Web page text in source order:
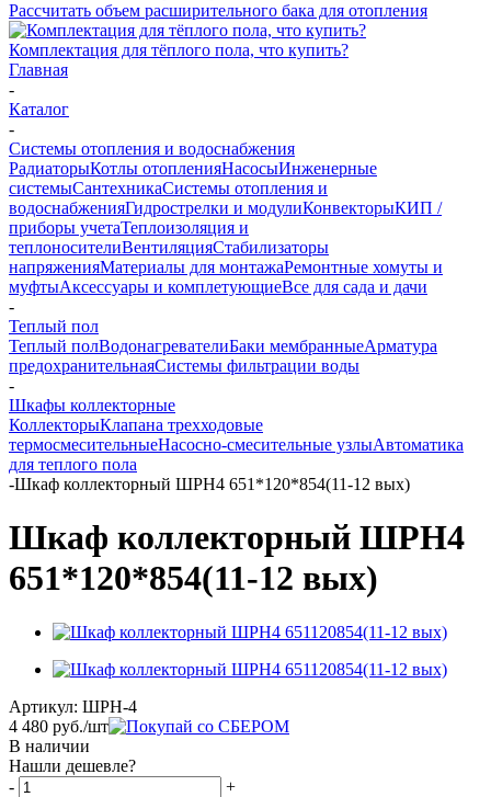
Рассчитать объем расширительного бака для отопления
Комплектация для тёплого пола, что купить?
Главная
-
Каталог
-
Системы отопления и водоснабжения
РадиаторыКотлы отопленияНасосыИнженерные
системыСантехникаСистемы отопления и
водоснабженияГидрострелки и модулиКонвекторыКИП /
приборы учетаТеплоизоляция и
теплоносителиВентиляцияСтабилизаторы
напряженияМатериалы для монтажаРемонтные хомуты и
муфтыАксессуары и комплетующиеВсе для сада и дачи
-
Теплый пол
Теплый полВодонагревателиБаки мембранныеАрматура
предохранительнаяСистемы фильтрации воды
-
Шкафы коллекторные
КоллекторыКлапана трехходовые
термосмесительныеНасосно-смесительные узлыАвтоматика
для теплого пола
-Шкаф коллекторный ШРН4 651*120*854(11-12 вых)
Шкаф коллекторный ШРН4
651*120*854(11-12 вых)
Артикул: ШРН-4
4 480 руб./шт
В наличии
Нашли дешевле?
-
+